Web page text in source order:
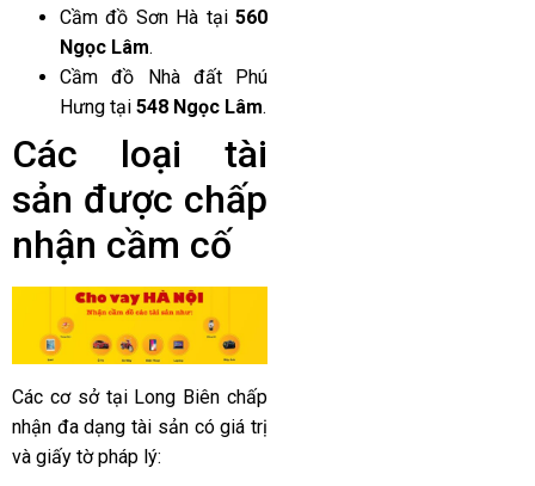
Cầm đồ Sơn Hà tại 560
Ngọc Lâm.
Cầm đồ Nhà đất Phú
Hưng tại 548 Ngọc Lâm.
Các loại tài
sản được chấp
nhận cầm cố
Các cơ sở tại Long Biên chấp
nhận đa dạng tài sản có giá trị
và giấy tờ pháp lý: